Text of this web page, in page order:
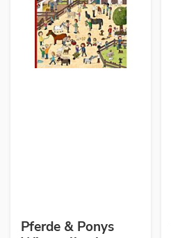
Pferde & Ponys